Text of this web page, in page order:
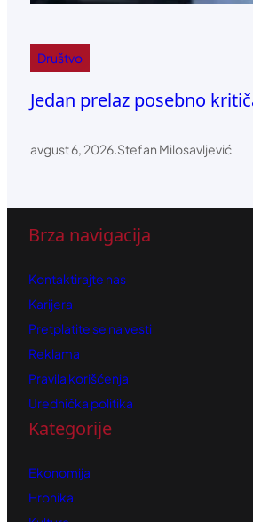
Društvo
Jedan prelaz posebno
avgust 6, 2026.Stefan Milosavljević
Brza navigacija
Kontaktirajte nas
Karijera
Pretplatite se na vesti
Reklama
Pravila korišćenja
Urednička politika
Kategorije
Ekonomija
Hronika